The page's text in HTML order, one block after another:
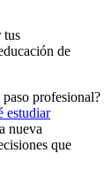
tus
de
paso profesional?
estudiar
nueva
que